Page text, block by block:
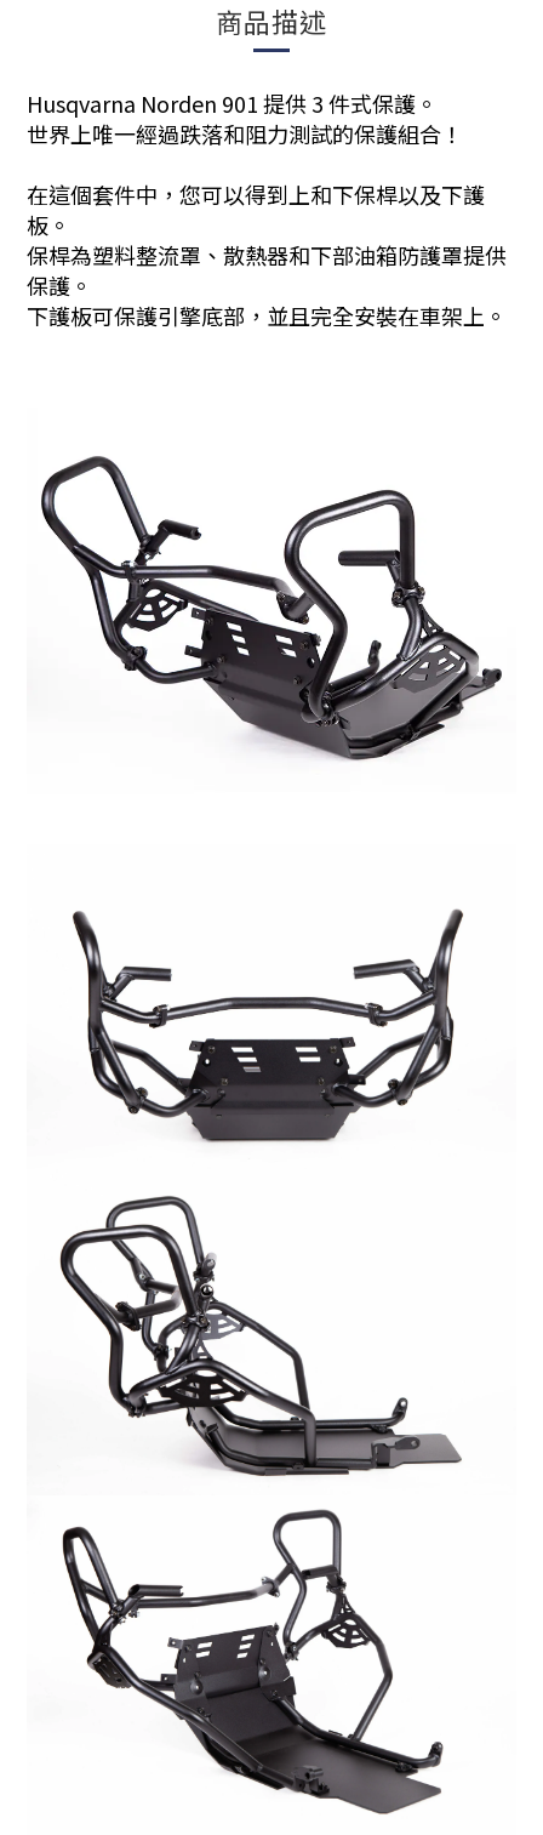
商品描述
Husqvarna Norden 901 提供 3 件式保護。
世界上唯一經過跌落和阻力測試的保護組合！
在這個套件中，您可以得到上和下保桿以及下護
板。
保桿為塑料整流罩、散熱器和下部油箱防護罩提供
保護。
下護板可保護引擎底部，並且完全安裝在車架上。